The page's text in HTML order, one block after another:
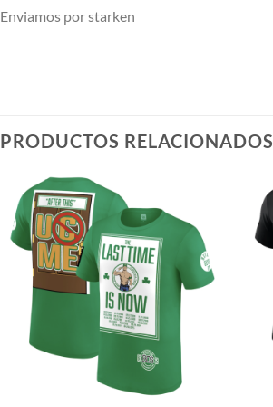
Enviamos por starken
PRODUCTOS RELACIONADOS